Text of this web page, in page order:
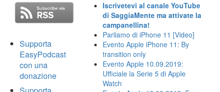
Supporta
EasyPodcast
con una
donazione
Iscrivetevi al canale YouTube
di SaggiaMente ma attivate la
campanellina!
Parliamo di iPhone 11 [Video]
Evento Apple iPhone 11: By
transition only
Evento Apple 10.09.2019:
Ufficiale la Serie 5 di Apple
Watch